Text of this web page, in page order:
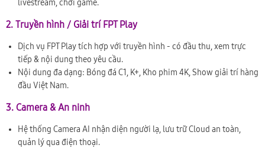
livestream, chơi game.
2. Truyền hình / Giải trí FPT Play
Dịch vụ FPT Play tích hợp với truyền hình - có đầu thu, xem trực
tiếp & nội dung theo yêu cầu.
Nội dung đa dạng: Bóng đá C1, K+, Kho phim 4K, Show giải trí hàng
đầu Việt Nam.
3. Camera & An ninh
Hệ thống Camera AI nhận diện người lạ, lưu trữ Cloud an toàn,
quản lý qua điện thoại.